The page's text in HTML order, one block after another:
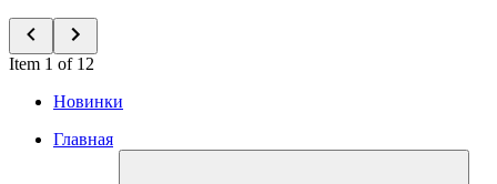
Item 1 of 12
Новинки
Главная